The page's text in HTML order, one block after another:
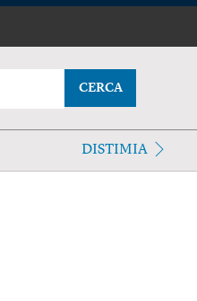
CERCA
DISTIMIA